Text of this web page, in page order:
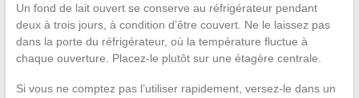
Un fond de lait ouvert se conserve au réfrigérateur pendant
deux à trois jours, à condition d’être couvert. Ne le laissez pas
dans la porte du réfrigérateur, où la température fluctue à
chaque ouverture. Placez-le plutôt sur une étagère centrale.
Si vous ne comptez pas l’utiliser rapidement, versez-le dans un